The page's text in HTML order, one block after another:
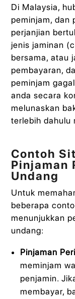
Di Malaysia,
peminjam, dan
perjanjian
jenis jaminan
bersama, atau
pembayaran,
peminjam
anda secara
melunaskan
terlebih dahulu
Contoh
Pinjaman
Undang
Untuk
beberapa
menunjukkan
undang:
Pinjaman
meminjam
penjamin.
membayar,